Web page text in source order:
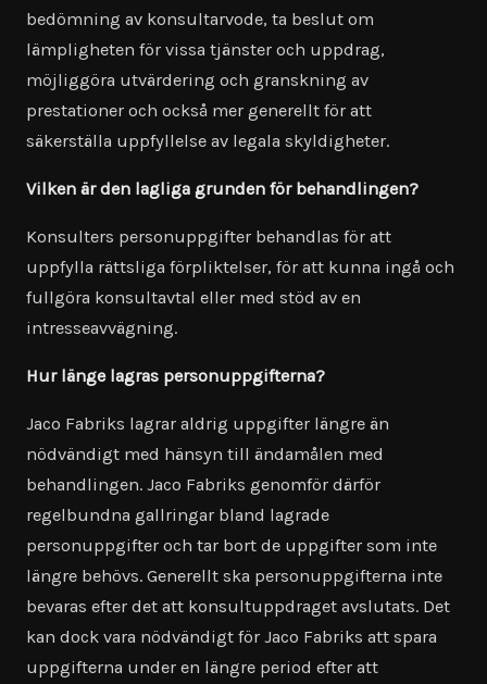
bedömning av konsultarvode, ta beslut om
lämpligheten för vissa tjänster och uppdrag,
möjliggöra utvärdering och granskning av
prestationer och också mer generellt för att
säkerställa uppfyllelse av legala skyldigheter.
Vilken är den lagliga grunden för behandlingen?
Konsulters personuppgifter behandlas för att
uppfylla rättsliga förpliktelser, för att kunna ingå och
fullgöra konsultavtal eller med stöd av en
intresseavvägning.
Hur länge lagras personuppgifterna?
Jaco Fabriks lagrar aldrig uppgifter längre än
nödvändigt med hänsyn till ändamålen med
behandlingen. Jaco Fabriks genomför därför
regelbundna gallringar bland lagrade
personuppgifter och tar bort de uppgifter som inte
längre behövs. Generellt ska personuppgifterna inte
bevaras efter det att konsultuppdraget avslutats. Det
kan dock vara nödvändigt för Jaco Fabriks att spara
uppgifterna under en längre period efter att